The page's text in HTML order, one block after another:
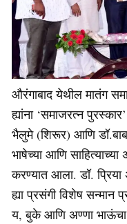
औरंगाबाद येथील मातंग
ह्यांना ‘समाजरत्न
भैलुमे (शिरूर) आणि
भाषेच्या आणि
करण्यात आला. डॉ.
ह्या प्रसंगी विशेष सन्मान
य, बुके आणि अण्णा